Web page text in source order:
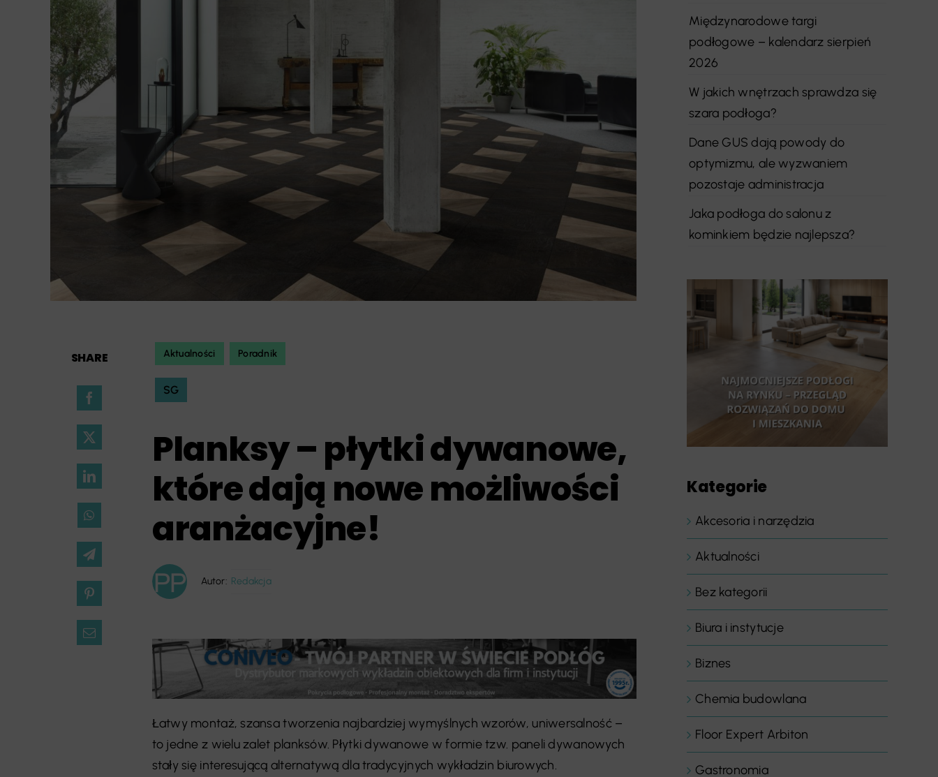
SHARE Aktualności Poradnik
SG
Planksy – płytki dywanowe,
które dają nowe możliwości
aranżacyjne!
Autor: Redakcja
Łatwy montaż, szansa tworzenia najbardziej wymyślnych wzorów, uniwersalność –
to jedne z wielu zalet planksów. Płytki dywanowe w formie tzw. paneli dywanowych
stały się interesującą alternatywą dla tradycyjnych wykładzin biurowych.
Międzynarodowe targi
podłogowe – kalendarz sierpień
2026
W jakich wnętrzach sprawdza się
szara podłoga?
Dane GUS dają powody do
optymizmu, ale wyzwaniem
pozostaje administracja
Jaka podłoga do salonu z
kominkiem będzie najlepsza?
Kategorie
Akcesoria i narzędzia
Aktualności
Bez kategorii
Biura i instytucje
Biznes
Chemia budowlana
Floor Expert Arbiton
Gastronomia